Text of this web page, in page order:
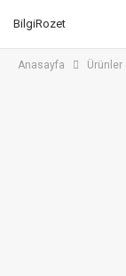
BilgiRozet
Anasayfa Ürünler